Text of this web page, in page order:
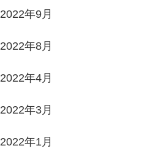
2022年9月
2022年8月
2022年4月
2022年3月
2022年1月